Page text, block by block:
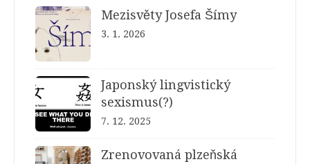
Mezisvěty Josefa Šímy
3. 1. 2026
Japonský lingvistický
sexismus(?)
7. 12. 2025
Zrenovovaná plzeňská